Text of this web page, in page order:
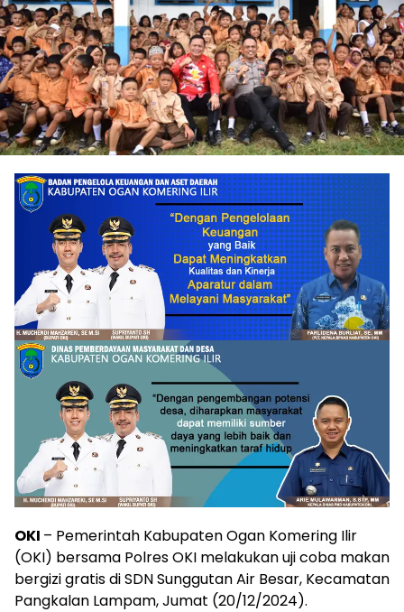
OKI – Pemerintah Kabupaten Ogan Komering Ilir
(OKI) bersama Polres OKI melakukan uji coba makan
bergizi gratis di SDN Sunggutan Air Besar, Kecamatan
Pangkalan Lampam, Jumat (20/12/2024).